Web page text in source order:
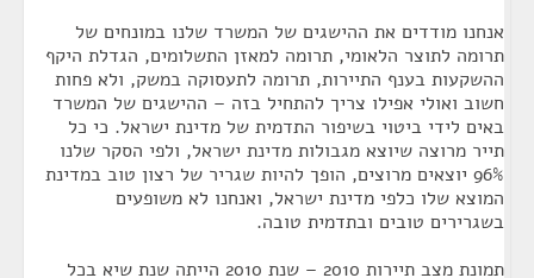
אנחנו מודדים את ההישגים של המשרד שלנו במונחים של
תרומה לתוצר הלאומי, תרומה למאזן התשלומים, הגדלת היקף
ההשקעות בענף התיירות, תרומה לתעסוקה במשק, ולא פחות
חשוב ואולי אפילו צריך להתחיל בזה – ההישגים של המשרד
באים לידי ביטוי בשיפור התדמית של מדינת ישראל. כי כל
תייר מרוצה שיוצא מגבולות מדינת ישראל, ולפי הסקר שלנו
96% יוצאים מרוצים, הופך להיות שגריר של רצון טוב במדינת
המוצא שלו כלפי מדינת ישראל, ואנחנו לא משופעים
בשגרירים טובים ובתדמית טובה.
תמונת מצב תיירות 2010 – שנת 2010 הייתה שנת שיא בכל